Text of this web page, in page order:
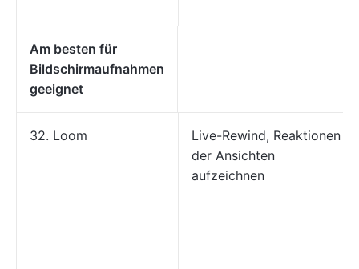
Am besten für
Bildschirmaufnahmen
geeignet
32. Loom
Live-Rewind, Reaktionen
der Ansichten
aufzeichnen